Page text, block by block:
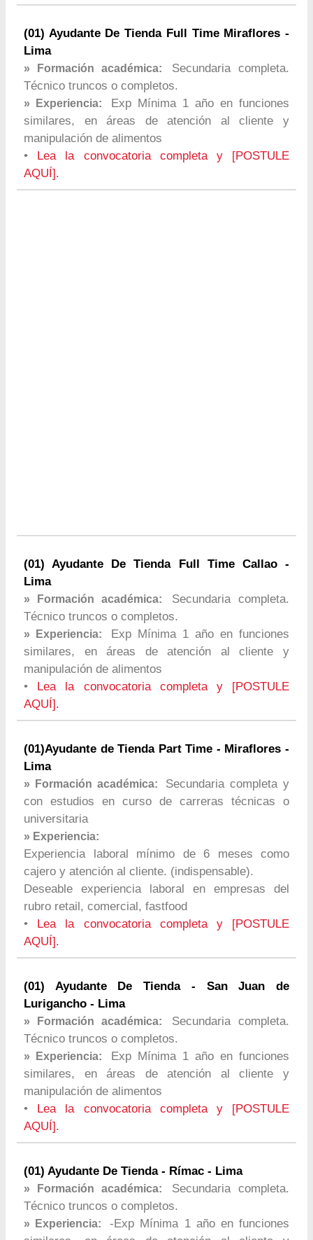
(01) Ayudante De Tienda Full Time Miraflores -
Lima
» Formación académica:
Secundaria completa.
Técnico truncos o completos.
» Experiencia:
Exp Mínima 1 año en funciones
similares, en áreas de atención al cliente y
manipulación de alimentos
•
Lea la convocatoria completa y [POSTULE
AQUÍ].
(01) Ayudante De Tienda Full Time Callao -
Lima
» Formación académica:
Secundaria completa.
Técnico truncos o completos.
» Experiencia:
Exp Mínima 1 año en funciones
similares, en áreas de atención al cliente y
manipulación de alimentos
•
Lea la convocatoria completa y [POSTULE
AQUÍ].
(01)Ayudante de Tienda Part Time - Miraflores -
Lima
» Formación académica:
Secundaria completa y
con estudios en curso de carreras técnicas o
universitaria
» Experiencia:
Experiencia laboral mínimo de 6 meses como
cajero y atención al cliente. (indispensable).
Deseable experiencia laboral en empresas del
rubro retail, comercial, fastfood
•
Lea la convocatoria completa y [POSTULE
AQUÍ].
(01) Ayudante De Tienda - San Juan de
Lurigancho - Lima
» Formación académica:
Secundaria completa.
Técnico truncos o completos.
» Experiencia:
Exp Mínima 1 año en funciones
similares, en áreas de atención al cliente y
manipulación de alimentos
•
Lea la convocatoria completa y [POSTULE
AQUÍ].
(01) Ayudante De Tienda - Rímac - Lima
» Formación académica:
Secundaria completa.
Técnico truncos o completos.
» Experiencia:
-Exp Mínima 1 año en funciones